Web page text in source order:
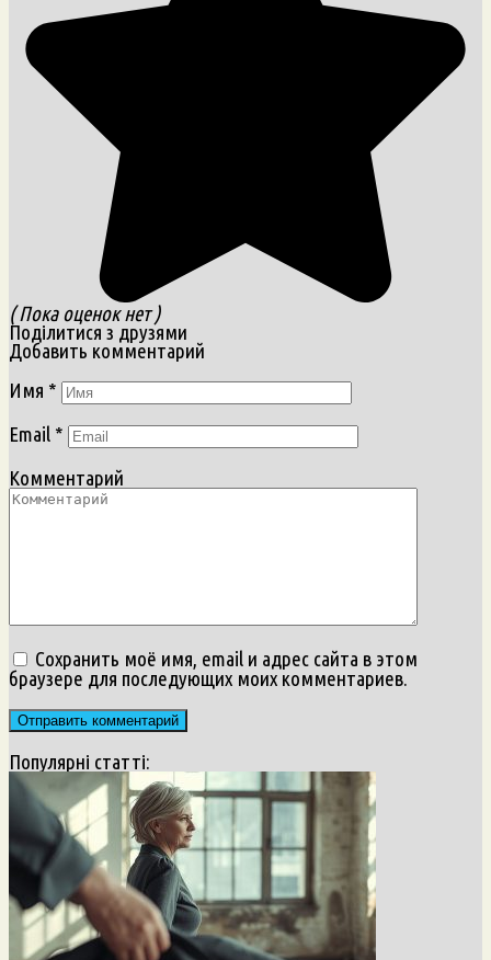
( Пока оценок нет )
Поділитися з друзями
Добавить комментарий
Имя *
Email *
Комментарий
Сохранить моё имя, email и адрес сайта в этом
браузере для последующих моих комментариев.
Популярні статті: